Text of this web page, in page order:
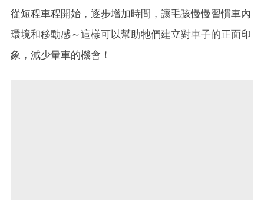
從短程車程開始，逐步增加時間，讓毛孩慢慢習慣車內
環境和移動感～這樣可以幫助牠們建立對車子的正面印
象，減少暈車的機會！